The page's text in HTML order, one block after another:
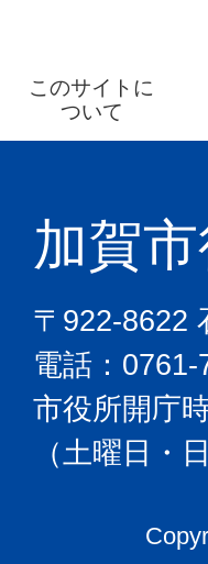
このサイトに
ついて
加賀
〒922-8622
電話：
市役所開庁
（土曜日・